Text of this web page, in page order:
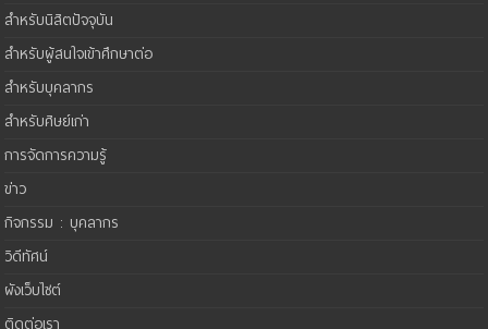
สำหรับนิสิตปัจจุบัน
สำหรับผู้สนใจเข้าศึกษาต่อ
สำหรับบุคลากร
สำหรับศิษย์เก่า
การจัดการความรู้
ข่าว
กิจกรรม : บุคลากร
วิดีทัศน์
ผังเว็บไซต์
ติดต่อเรา